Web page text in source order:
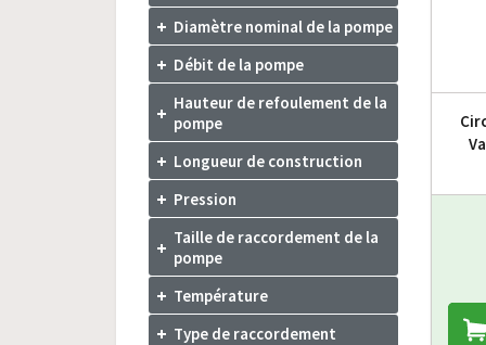
Diamètre nominal de la pompe
Débit de la pompe
Hauteur de refoulement de la
pompe
Longueur de construction
Pression
Taille de raccordement de la
pompe
Température
Type de raccordement